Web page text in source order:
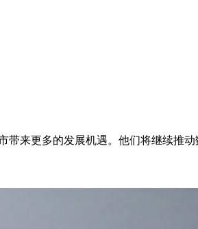
来更多的发展机遇。他们将继续推